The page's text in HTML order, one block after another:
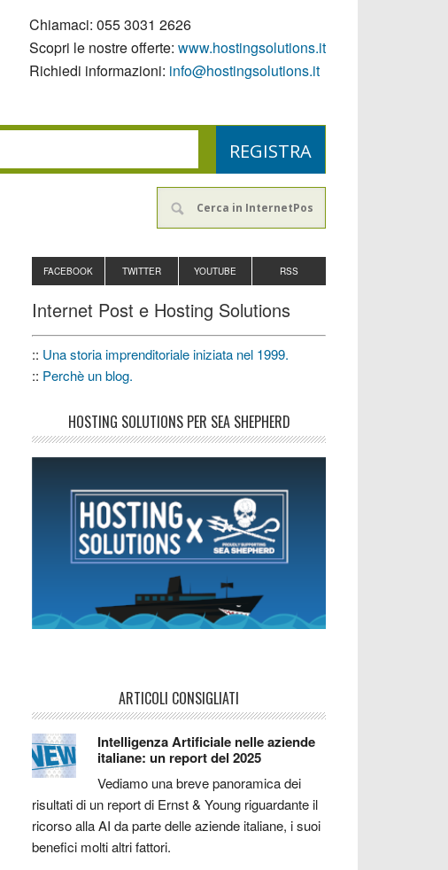
Chiamaci: 055 3031 2626
Scopri le nostre offerte: www.hostingsolutions.it
Richiedi informazioni: info@hostingsolutions.it
FACEBOOK TWITTER YOUTUBE RSS
Internet Post e Hosting Solutions
:: Una storia imprenditoriale iniziata nel 1999.
:: Perchè un blog.
HOSTING SOLUTIONS PER SEA SHEPHERD
ARTICOLI CONSIGLIATI
Intelligenza Artificiale nelle aziende
italiane: un report del 2025
Vediamo una breve panoramica dei
risultati di un report di Ernst & Young riguardante il
ricorso alla AI da parte delle aziende italiane, i suoi
benefici molti altri fattori.